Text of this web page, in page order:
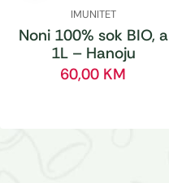
IMUNITET
Noni 100% sok BIO, a
1L – Hanoju
60,00 KM